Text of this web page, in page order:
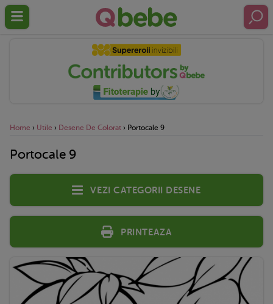
Home › Utile › Desene De Colorat › Portocale 9
Portocale 9
Vezi categorii desene
Printeaza